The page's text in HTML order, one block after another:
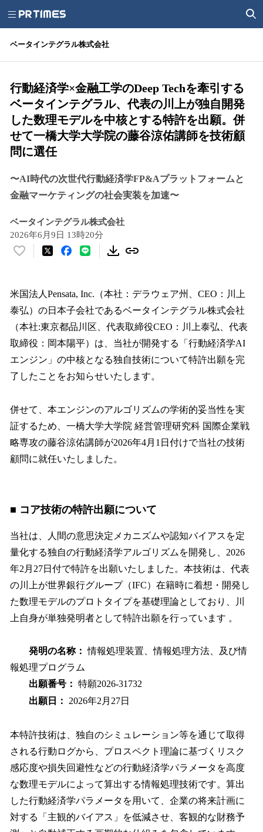
ベータインテグラル株式会社
行動経済学×金融工学のDeep Techを牽引する
ベータインテグラル、代表の川上が独自開発
した数理モデルを中核とする特許を出願。併
せて一橋大学大学院の藤谷涼佑講師を技術顧
問に選任
〜AI時代の次世代行動経済学FP&Aプラットフォームと
金融マーケティングの社会実装を加速〜
ベータインテグラル株式会社
2026年6月9日 13時20分
い
！
数
を
読
み
込
中
す
米国法人Pensata, Inc.（本社：デラウェア州、CEO：川上
泰弘）の日本子会社であるベータインテグラル株式会社
（本社:東京都品川区、代表取締役CEO：川上泰弘、代表
取締役：岡本陽平）は、当社が開発する「行動経済学AI
エンジン」の中核となる独自技術について特許出願を完
了したことをお知らせいたします。
併せて、本エンジンのアルゴリズムの学術的妥当性を実
証するため、一橋大学大学院 経営管理研究科 国際企業戦
略専攻の藤谷涼佑講師が2026年4月1日付けで当社の技術
顧問に就任いたしました。
■ コア技術の特許出願について
当社は、人間の意思決定メカニズムや認知バイアスを定
量化する独自の行動経済学アルゴリズムを開発し、2026
年2月27日付で特許を出願いたしました。本技術は、代表
の川上が世界銀行グループ（IFC）在籍時に着想・開発し
た数理モデルのプロトタイプを基礎理論としており、川
上自身が単独発明者として特許出願を行っています 。
発明の名称： 情報処理装置、情報処理方法、及び情
報処理プログラム
出願番号： 特願2026-31732
出願日：
2026年2月27日
本特許技術は、独自のシミュレーション等を通じて取得
される行動ログから、プロスペクト理論に基づくリスク
感応度や損失回避性などの行動経済学パラメータを高度
な数理モデルによって算出する情報処理技術です。算出
した行動経済学パラメータを用いて、企業の将来計画に
対する「主観的バイアス」を低減させ、客観的な財務予